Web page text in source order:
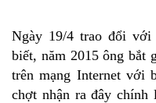
Ngày 19/4 trao đổi với
biết, năm 2015 ông bắt
trên mạng Internet với
chợt nhận ra đây chính